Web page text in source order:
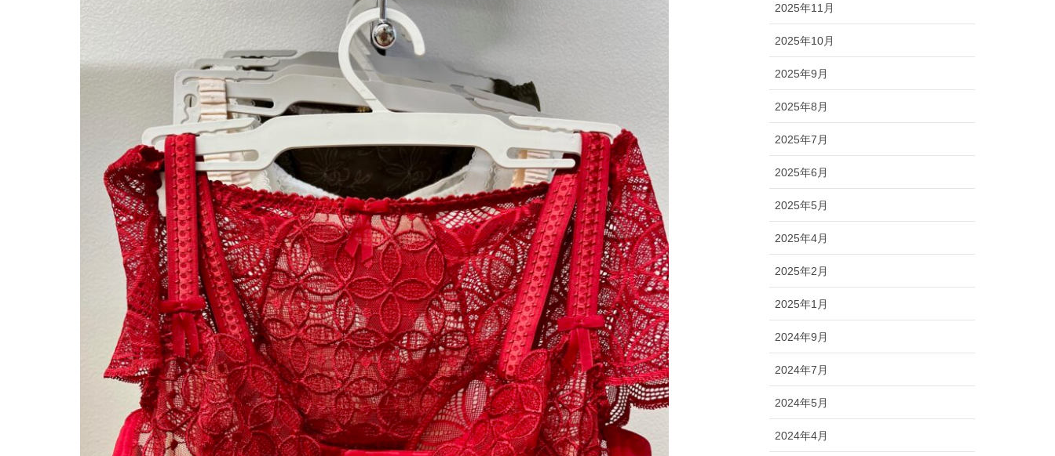
2025年11月
2025年10月
2025年9月
2025年8月
2025年7月
2025年6月
2025年5月
2025年4月
2025年2月
2025年1月
2024年9月
2024年7月
2024年5月
2024年4月